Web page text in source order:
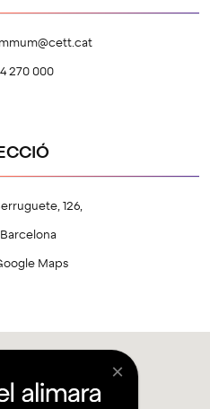
270 000
126,
Maps
×